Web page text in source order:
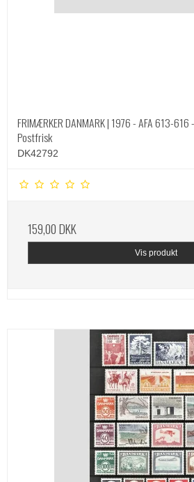
FRIMÆRKER DANMARK | 1976 - AFA 613-
Postfrisk
DK42792
159,00 DKK
Vis produkt